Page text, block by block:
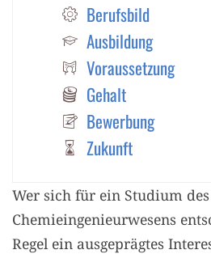
Berufsbild
Ausbildung
Voraussetzung
Gehalt
Bewerbung
Zukunft
Wer sich für ein Studium des
Chemieingenieurwesens
Regel ein ausgeprägtes